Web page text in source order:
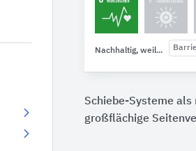
Nachhaltig, weil...
Schiebe-Systeme
großflächige